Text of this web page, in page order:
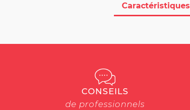
Caractéristiques
CONSEILS
de professionnels